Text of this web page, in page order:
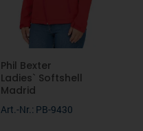
Phil Bexter
Ladies` Softshell
Madrid
Art.-Nr.: PB-9430